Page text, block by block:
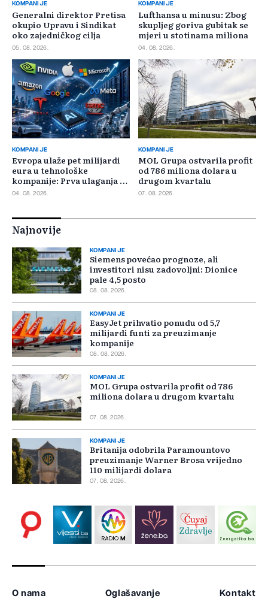
KOMPANIJE
Generalni direktor Pretisa
okupio Upravu i Sindikat
oko zajedničkog cilja
05. 08. 2026.
KOMPANIJE
Lufthansa u minusu: Zbog
skupljeg goriva gubitak se
mjeri u stotinama miliona
04. 08. 2026.
KOMPANIJE
Evropa ulaže pet milijardi
eura u tehnološke
kompanije: Prva ulaganja na
jesen
04. 08. 2026.
KOMPANIJE
MOL Grupa ostvarila profit
od 786 miliona dolara u
drugom kvartalu
07. 08. 2026.
Najnovije
KOMPANIJE
Siemens povećao prognoze, ali
investitori nisu zadovoljni: Dionice
pale 4,5 posto
08. 08. 2026.
KOMPANIJE
EasyJet prihvatio ponudu od 5,7
milijardi funti za preuzimanje
kompanije
08. 08. 2026.
KOMPANIJE
MOL Grupa ostvarila profit od 786
miliona dolara u drugom kvartalu
07. 08. 2026.
KOMPANIJE
Britanija odobrila Paramountovo
preuzimanje Warner Brosa vrijedno
110 milijardi dolara
07. 08. 2026.
O nama Oglašavanje Kontakt